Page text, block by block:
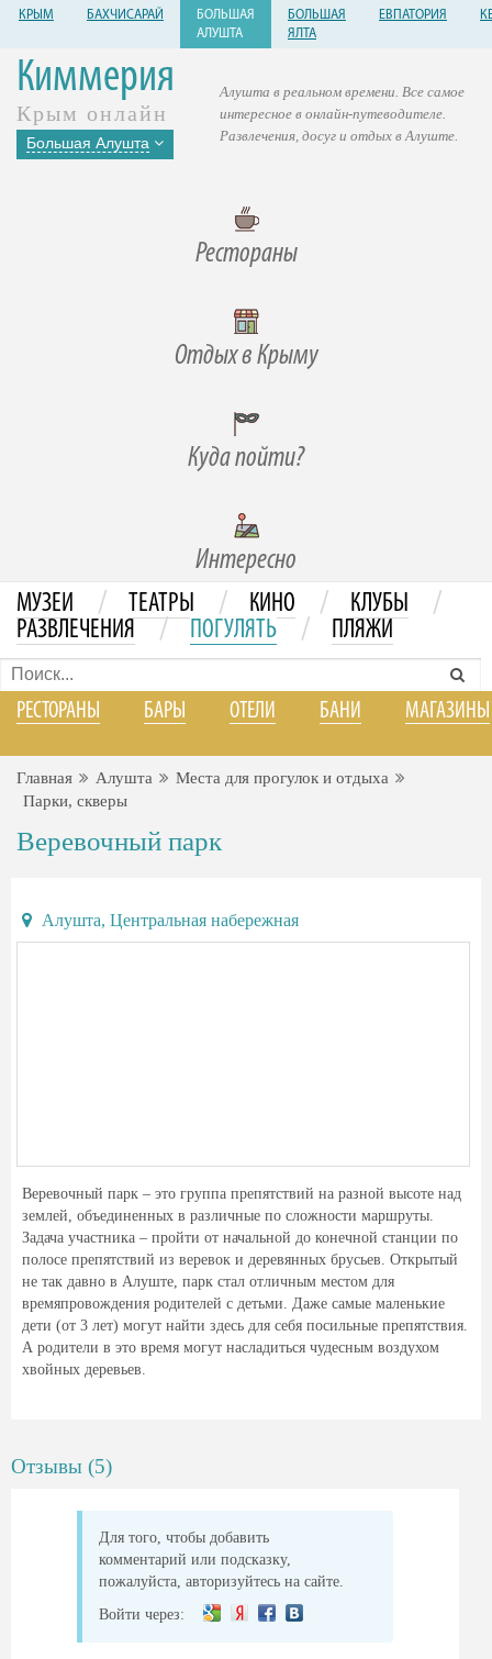
КРЫМ БАХЧИСАРАЙ
БОЛЬШАЯ
АЛУШТА
БОЛЬШАЯ
ЯЛТА
ЕВПАТОРИЯ
Киммерия
Крым онлайн
Большая Алушта
Рестораны
Отдых в Крыму
Куда пойти?
Интересно
Алушта в реальном времени. Все самое
интересное в онлайн-путеводителе.
Развлечения, досуг и отдых в Алуште.
МУЗЕИ / ТЕАТРЫ / КИНО / КЛУБЫ /
РАЗВЛЕЧЕНИЯ / ПОГУЛЯТЬ / ПЛЯЖИ
РЕСТОРАНЫ БАРЫ ОТЕЛИ БАНИ МАГАЗИНЫ
Главная Алушта
Места для прогулок и отдыха
Парки, скверы
Веревочный парк
Алушта, Центральная набережная
Веревочный парк – это группа препятствий на разной высоте над
землей, объединенных в различные по сложности маршруты.
Задача участника – пройти от начальной до конечной станции по
полосе препятствий из веревок и деревянных брусьев. Открытый
не так давно в Алуште, парк стал отличным местом для
времяпровождения родителей с детьми. Даже самые маленькие
дети (от 3 лет) могут найти здесь для себя посильные препятствия.
А родители в это время могут насладиться чудесным воздухом
хвойных деревьев.
Отзывы (5)
Для того, чтобы добавить
комментарий или подсказку,
пожалуйста, авторизуйтесь на сайте.
Войти через: